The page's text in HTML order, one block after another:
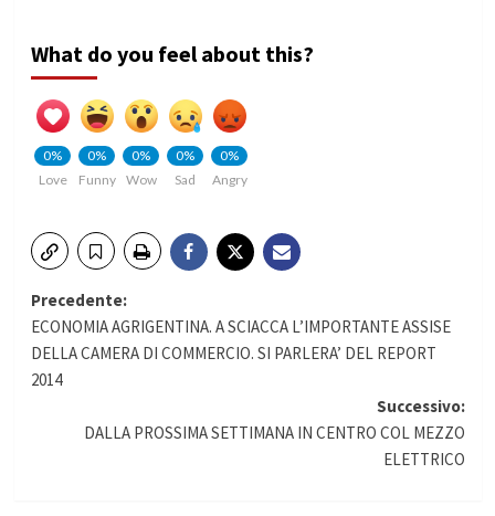
What do you feel about this?
0%
Love
0%
Funny
0%
Wow
0%
Sad
0%
Angry
Navigazione
articolo
Precedente:
ECONOMIA AGRIGENTINA. A SCIACCA L’IMPORTANTE ASSISE
DELLA CAMERA DI COMMERCIO. SI PARLERA’ DEL REPORT
2014
Successivo:
DALLA PROSSIMA SETTIMANA IN CENTRO COL MEZZO
ELETTRICO